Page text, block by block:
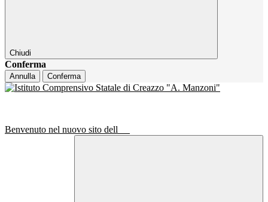
Chiudi
Conferma
Annulla Conferma
Benvenuto nel nuovo sito dell